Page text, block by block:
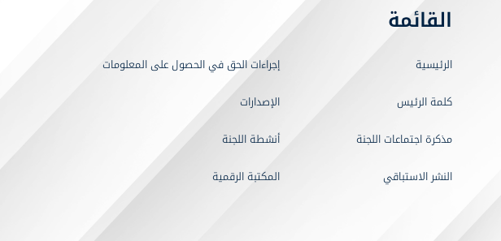
القائمة
الرئيسية
كلمة الرئيس
مذكرة اجتماعات اللجنة
النشر الاستباقي
إجراءات الحق في الحصول على المعلومات
الإصدارات
أنشطة اللجنة
المكتبة الرقمية